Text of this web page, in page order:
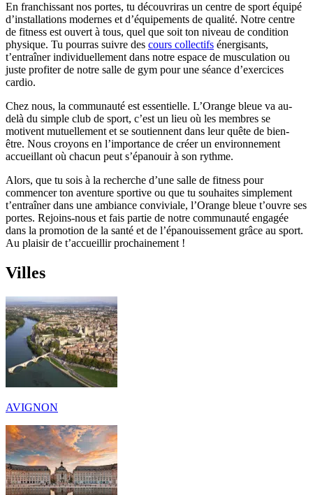
En franchissant nos portes, tu découvriras un centre de sport équipé
d’installations modernes et d’équipements de qualité. Notre centre
de fitness est ouvert à tous, quel que soit ton niveau de condition
physique. Tu pourras suivre des cours collectifs énergisants,
t’entraîner individuellement dans notre espace de musculation ou
juste profiter de notre salle de gym pour une séance d’exercices
cardio.
Chez nous, la communauté est essentielle. L’Orange bleue va au-
delà du simple club de sport, c’est un lieu où les membres se
motivent mutuellement et se soutiennent dans leur quête de bien-
être. Nous croyons en l’importance de créer un environnement
accueillant où chacun peut s’épanouir à son rythme.
Alors, que tu sois à la recherche d’une salle de fitness pour
commencer ton aventure sportive ou que tu souhaites simplement
t’entraîner dans une ambiance conviviale, l’Orange bleue t’ouvre ses
portes. Rejoins-nous et fais partie de notre communauté engagée
dans la promotion de la santé et de l’épanouissement grâce au sport.
Au plaisir de t’accueillir prochainement !
Villes
AVIGNON